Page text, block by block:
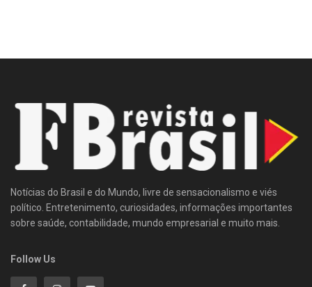
Notícias do Brasil e do Mundo, livre de sensacionalismo e viés
político. Entretenimento, curiosidades, informações importantes
sobre saúde, contabilidade, mundo empresarial e muito mais.
Follow Us